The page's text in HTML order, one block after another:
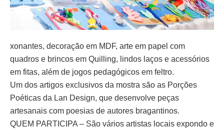
xonantes, decoração em MDF, arte em papel com
quadros e brincos em Quilling, lindos laços e acessórios
em fitas, além de jogos pedagógicos em feltro.
Um dos artigos exclusivos da mostra são as Porções
Poéticas da Lan Design, que desenvolve peças
artesanais com poesias de autores bragantinos.
QUEM PARTICIPA – São vários artistas locais expondo e